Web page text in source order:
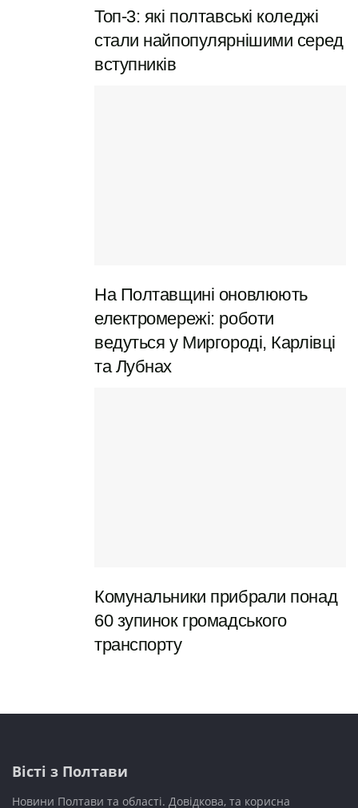
Топ-3: які полтавські коледжі
стали найпопулярнішими серед
вступників
На Полтавщині оновлюють
електромережі: роботи
ведуться у Миргороді, Карлівці
та Лубнах
Комунальники прибрали понад
60 зупинок громадського
транспорту
Вісті з Полтави
Новини Полтави та області. Довідкова, та корисна